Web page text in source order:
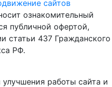
ознакомительный
публичной офертой,
статьи 437 Гражданского
РФ.
работы сайта и